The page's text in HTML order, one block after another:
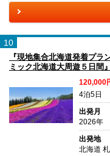
10
『現地集合北海道発着プ
ミック北海道大周遊５日間
120,000
4泊5日
出発月
2026年
出発地
北海道